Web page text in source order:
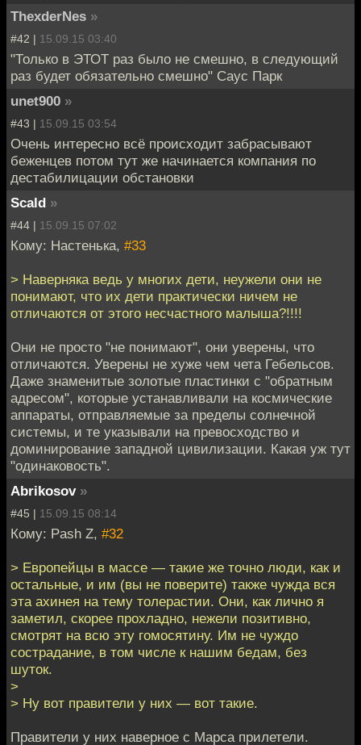
ThexderNes »
#42 | 15.09.15 03:40
"Только в ЭТОТ раз было не смешно, в следующий
раз будет обязательно смешно" Саус Парк
unet900 »
#43 | 15.09.15 03:54
Очень интересно всё происходит забрасывают
беженцев потом тут же начинается компания по
дестабилицации обстановки
Scald »
#44 | 15.09.15 07:02
Кому: Настенька, #33
> Наверняка ведь у многих дети, неужели они не
понимают, что их дети практически ничем не
отличаются от этого несчастного малыша?!!!!
Они не просто "не понимают", они уверены, что
отличаются. Уверены не хуже чем чета Гебельсов.
Даже знаменитые золотые пластинки с "обратным
адресом", которые устанавливали на космические
аппараты, отправляемые за пределы солнечной
системы, и те указывали на превосходство и
доминирование западной цивилизации. Какая уж тут
"одинаковость".
Abrikosov »
#45 | 15.09.15 08:14
Кому: Pash Z, #32
> Европейцы в массе — такие же точно люди, как и
остальные, и им (вы не поверите) также чужда вся
эта ахинея на тему толерастии. Они, как лично я
заметил, скорее прохладно, нежели позитивно,
смотрят на всю эту гомосятину. Им не чуждо
сострадание, в том числе к нашим бедам, без
шуток.
>
> Ну вот правители у них — вот такие.
Правители у них наверное с Марса прилетели.